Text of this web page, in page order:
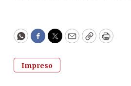
WhatsApp
Facebook
Twitter
EmailCopyPrint
Impreso